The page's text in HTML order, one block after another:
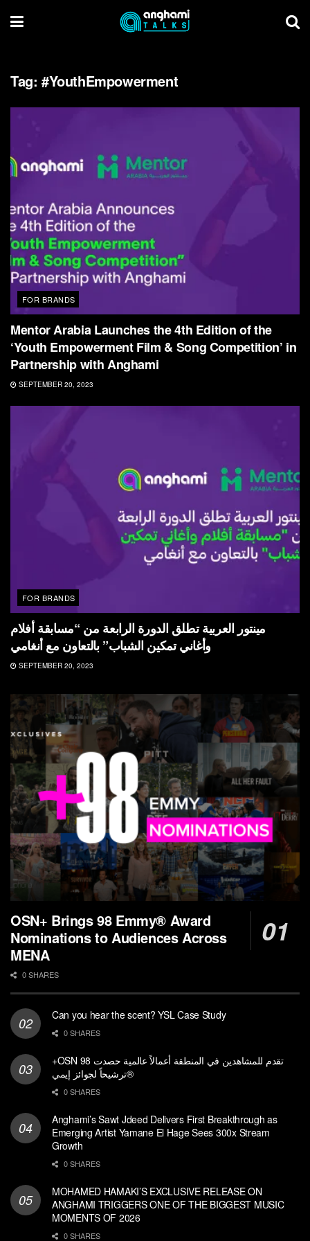
Tag: #YouthEmpowerment
FOR BRANDS
Mentor Arabia Launches the 4th Edition of the
‘Youth Empowerment Film & Song Competition’ in
Partnership with Anghami
SEPTEMBER 20, 2023
FOR BRANDS
مينتور العربية تطلق الدورة الرابعة من “مسابقة أفلام
وأغاني تمكين الشباب” بالتعاون مع أنغامي
SEPTEMBER 20, 2023
OSN+ Brings 98 Emmy® Award
Nominations to Audiences Across
MENA
0 SHARES
Can you hear the scent? YSL Case Study
0 SHARES
+OSN تقدم للمشاهدين في المنطقة أعمالاً عالمية حصدت 98
ترشيحاً لجوائز إيمي®
0 SHARES
Anghami’s Sawt Jdeed Delivers First Breakthrough as
Emerging Artist Yamane El Hage Sees 300x Stream
Growth
0 SHARES
MOHAMED HAMAKI’S EXCLUSIVE RELEASE ON
ANGHAMI TRIGGERS ONE OF THE BIGGEST MUSIC
MOMENTS OF 2026
0 SHARES